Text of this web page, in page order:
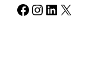
Facebook Instagram LinkedIn X